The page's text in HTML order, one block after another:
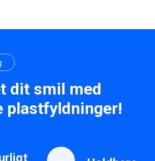
dit smil med
plastfyldninger!